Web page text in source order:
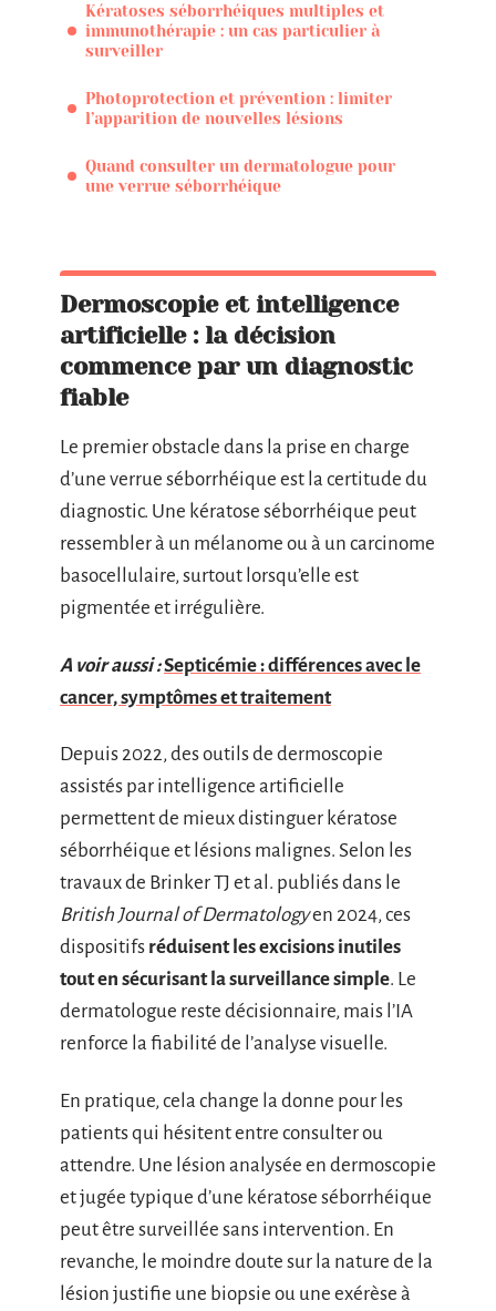
Kératoses séborrhéiques multiples et
immunothérapie : un cas particulier à
surveiller
Photoprotection et prévention : limiter
l’apparition de nouvelles lésions
Quand consulter un dermatologue pour
une verrue séborrhéique
Dermoscopie et intelligence
artificielle : la décision
commence par un diagnostic
fiable
Le premier obstacle dans la prise en charge
d’une verrue séborrhéique est la certitude du
diagnostic. Une kératose séborrhéique peut
ressembler à un mélanome ou à un carcinome
basocellulaire, surtout lorsqu’elle est
pigmentée et irrégulière.
A voir aussi :Septicémie : différences avec le
cancer, symptômes et traitement
Depuis 2022, des outils de dermoscopie
assistés par intelligence artificielle
permettent de mieux distinguer kératose
séborrhéique et lésions malignes. Selon les
travaux de Brinker TJ et al. publiés dans le
British Journal of Dermatologyen 2024, ces
dispositifs réduisent les excisions inutiles
tout en sécurisant la surveillance simple. Le
dermatologue reste décisionnaire, mais l’IA
renforce la fiabilité de l’analyse visuelle.
En pratique, cela change la donne pour les
patients qui hésitent entre consulter ou
attendre. Une lésion analysée en dermoscopie
et jugée typique d’une kératose séborrhéique
peut être surveillée sans intervention. En
revanche, le moindre doute sur la nature de la
lésion justifie une biopsie ou une exérèse à